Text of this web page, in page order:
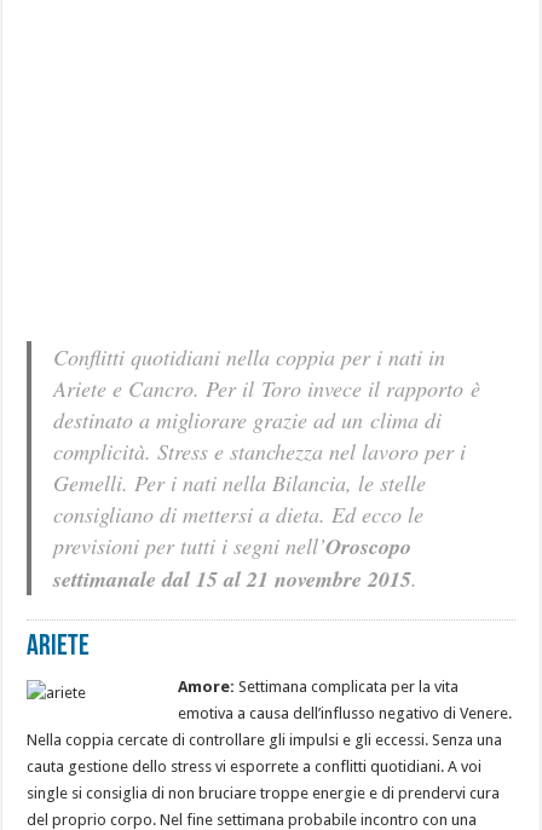
Conflitti quotidiani nella coppia per i nati in
Ariete e Cancro. Per il Toro invece il rapporto è
destinato a migliorare grazie ad un clima di
complicità. Stress e stanchezza nel lavoro per i
Gemelli. Per i nati nella Bilancia, le stelle
consigliano di mettersi a dieta. Ed ecco le
previsioni per tutti i segni nell’Oroscopo
settimanale dal 15 al 21 novembre 2015.
Ariete
Amore: Settimana complicata per la vita
emotiva a causa dell’influsso negativo di Venere.
Nella coppia cercate di controllare gli impulsi e gli eccessi. Senza una
cauta gestione dello stress vi esporrete a conflitti quotidiani. A voi
single si consiglia di non bruciare troppe energie e di prendervi cura
del proprio corpo. Nel fine settimana probabile incontro con una